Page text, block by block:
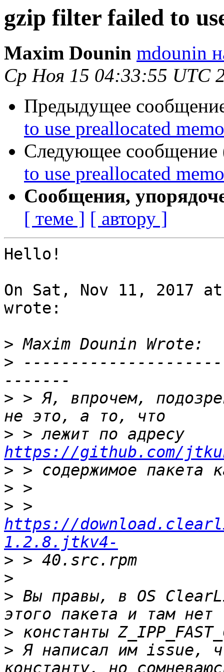
gzip filter failed to
Maxim Dounin mdounin
Ср Ноя 15 04:33:55 UTC
Предыдущее
to use preallocated
Следующее сообщение
to use preallocated
Сообщения,
[ теме ] [ автору ]
Hello!
On Sat, Nov 11, 2017
wrote:
>
>
> > Я, впрочем,
>
https://github.com/
>
>
>
https://
1.2.8.jtkv4-
>
>
> Вы правы, в OS
>
> Я написал им issue,